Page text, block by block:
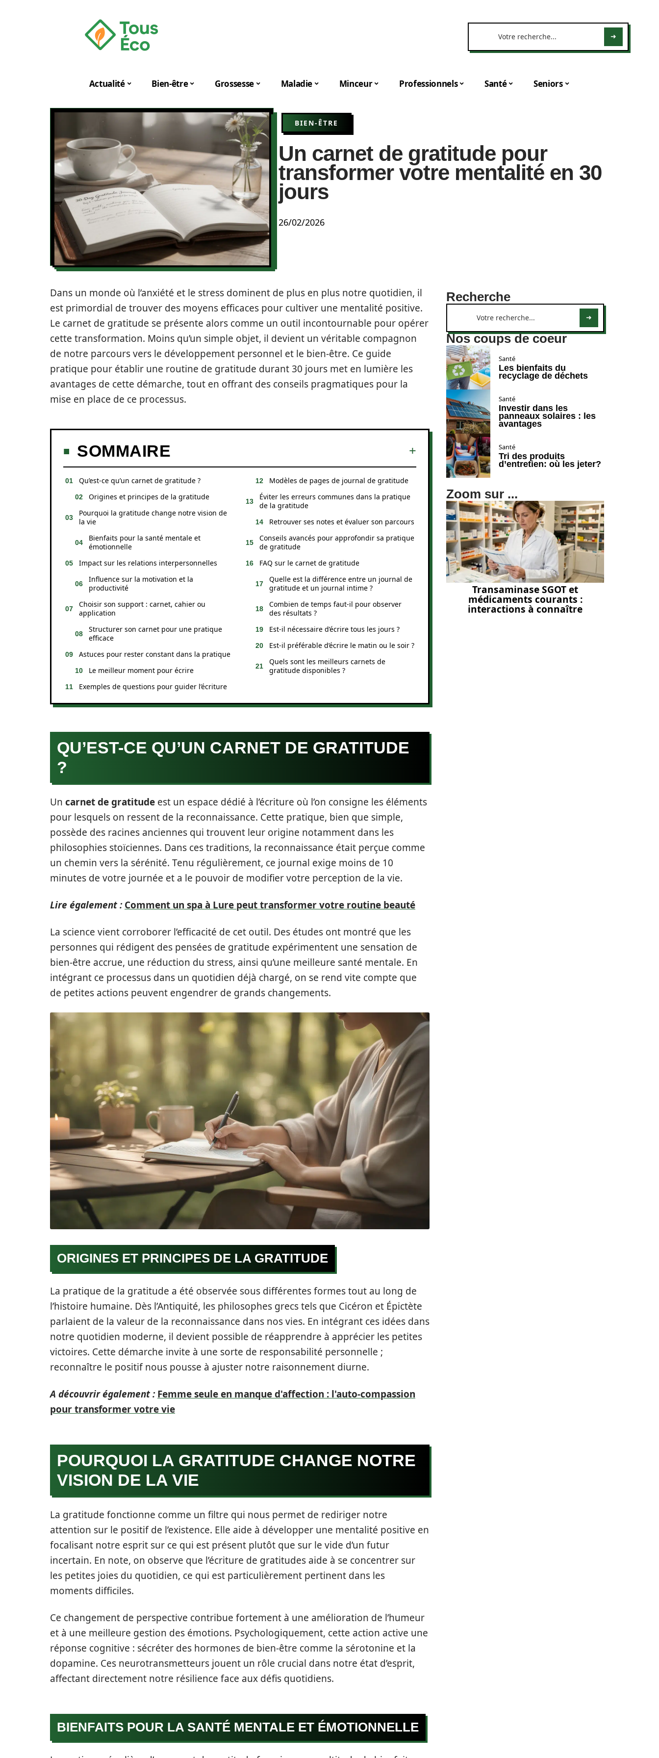
Actualité Bien-être Grossesse Maladie Minceur Professionnels Santé Seniors
BIEN-ÊTRE
Un carnet de gratitude pour
transformer votre mentalité en 30
jours
26/02/2026
Dans un monde où l’anxiété et le stress dominent de plus en plus notre quotidien, il
est primordial de trouver des moyens efficaces pour cultiver une mentalité positive.
Le carnet de gratitude se présente alors comme un outil incontournable pour opérer
cette transformation. Moins qu’un simple objet, il devient un véritable compagnon
de notre parcours vers le développement personnel et le bien-être. Ce guide
pratique pour établir une routine de gratitude durant 30 jours met en lumière les
avantages de cette démarche, tout en offrant des conseils pragmatiques pour la
mise en place de ce processus.
SOMMAIRE
Qu’est-ce qu’un carnet de gratitude ?
Origines et principes de la gratitude
Pourquoi la gratitude change notre vision de
la vie
Bienfaits pour la santé mentale et
émotionnelle
Impact sur les relations interpersonnelles
Influence sur la motivation et la
productivité
Choisir son support : carnet, cahier ou
application
Structurer son carnet pour une pratique
efficace
Astuces pour rester constant dans la pratique
Le meilleur moment pour écrire
Exemples de questions pour guider l’écriture
Modèles de pages de journal de gratitude
Éviter les erreurs communes dans la pratique
de la gratitude
Retrouver ses notes et évaluer son parcours
Conseils avancés pour approfondir sa pratique
de gratitude
FAQ sur le carnet de gratitude
Quelle est la différence entre un journal de
gratitude et un journal intime ?
Combien de temps faut-il pour observer
des résultats ?
Est-il nécessaire d’écrire tous les jours ?
Est-il préférable d’écrire le matin ou le soir ?
Quels sont les meilleurs carnets de
gratitude disponibles ?
QU’EST-CE QU’UN CARNET DE GRATITUDE
?
Un carnet de gratitude est un espace dédié à l’écriture où l’on consigne les éléments
pour lesquels on ressent de la reconnaissance. Cette pratique, bien que simple,
possède des racines anciennes qui trouvent leur origine notamment dans les
philosophies stoïciennes. Dans ces traditions, la reconnaissance était perçue comme
un chemin vers la sérénité. Tenu régulièrement, ce journal exige moins de 10
minutes de votre journée et a le pouvoir de modifier votre perception de la vie.
Lire également : Comment un spa à Lure peut transformer votre routine beauté
La science vient corroborer l’efficacité de cet outil. Des études ont montré que les
personnes qui rédigent des pensées de gratitude expérimentent une sensation de
bien-être accrue, une réduction du stress, ainsi qu’une meilleure santé mentale. En
intégrant ce processus dans un quotidien déjà chargé, on se rend vite compte que
de petites actions peuvent engendrer de grands changements.
ORIGINES ET PRINCIPES DE LA GRATITUDE
La pratique de la gratitude a été observée sous différentes formes tout au long de
l’histoire humaine. Dès l’Antiquité, les philosophes grecs tels que Cicéron et Épictète
parlaient de la valeur de la reconnaissance dans nos vies. En intégrant ces idées dans
notre quotidien moderne, il devient possible de réapprendre à apprécier les petites
victoires. Cette démarche invite à une sorte de responsabilité personnelle ;
reconnaître le positif nous pousse à ajuster notre raisonnement diurne.
A découvrir également : Femme seule en manque d'affection : l'auto-compassion
pour transformer votre vie
POURQUOI LA GRATITUDE CHANGE NOTRE
VISION DE LA VIE
La gratitude fonctionne comme un filtre qui nous permet de rediriger notre
attention sur le positif de l’existence. Elle aide à développer une mentalité positive en
focalisant notre esprit sur ce qui est présent plutôt que sur le vide d’un futur
incertain. En note, on observe que l’écriture de gratitudes aide à se concentrer sur
les petites joies du quotidien, ce qui est particulièrement pertinent dans les
moments difficiles.
Ce changement de perspective contribue fortement à une amélioration de l’humeur
et à une meilleure gestion des émotions. Psychologiquement, cette action active une
réponse cognitive : sécréter des hormones de bien-être comme la sérotonine et la
dopamine. Ces neurotransmetteurs jouent un rôle crucial dans notre état d’esprit,
affectant directement notre résilience face aux défis quotidiens.
BIENFAITS POUR LA SANTÉ MENTALE ET ÉMOTIONNELLE
Recherche
Nos coups de coeur
Santé
Les bienfaits du
recyclage de déchets
Santé
Investir dans les
panneaux solaires : les
avantages
Santé
Tri des produits
d’entretien: où les jeter?
Zoom sur ...
Transaminase SGOT et
médicaments courants :
interactions à connaître